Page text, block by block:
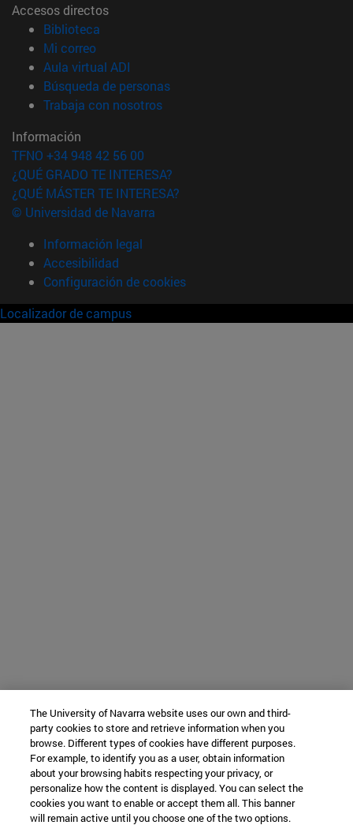
Accesos directos
Biblioteca
Mi correo(abre en nueva ventana)
Aula virtual ADI
Búsqueda de personas(abre en nueva ventana)
Trabaja con nosotros(abre en nueva ventana)
Información
TFNO +34 948 42 56 00
¿QUÉ GRADO TE INTERESA?
¿QUÉ MÁSTER TE INTERESA?
© Universidad de Navarra
Información legal
Accesibilidad
Configuración de cookies
Localizador de campus
The University of Navarra website uses our own and third-
party cookies to store and retrieve information when you
browse. Different types of cookies have different purposes.
For example, to identify you as a user, obtain information
about your browsing habits respecting your privacy, or
personalize how the content is displayed. You can select the
cookies you want to enable or accept them all. This banner
will remain active until you choose one of the two options.